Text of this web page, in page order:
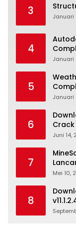
3 Januari
4
Januari
5
Januari
6
Crack
Juni 14,
7
Mei 10,
8